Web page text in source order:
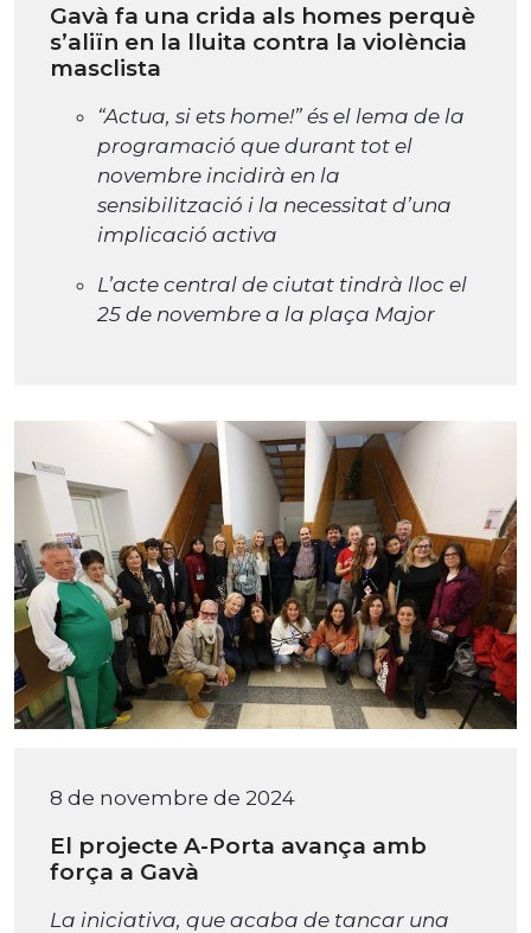
Gavà fa una crida als homes perquè
s’aliïn en la lluita contra la violència
masclista
“Actua, si ets home!” és el lema de la
programació que durant tot el
novembre incidirà en la
sensibilització i la necessitat d’una
implicació activa
L’acte central de ciutat tindrà lloc el
25 de novembre a la plaça Major
8 de novembre de 2024
El projecte A-Porta avança amb
força a Gavà
La iniciativa, que acaba de tancar una